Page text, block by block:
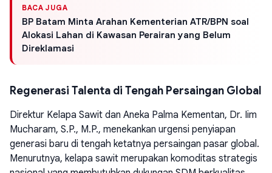
BACA JUGA
BP Batam Minta Arahan Kementerian ATR/BPN soal
Alokasi Lahan di Kawasan Perairan yang Belum
Direklamasi
Regenerasi Talenta di Tengah Persaingan Global
Direktur Kelapa Sawit dan Aneka Palma Kementan, Dr. Iim
Mucharam, S.P., M.P., menekankan urgensi penyiapan
generasi baru di tengah ketatnya persaingan pasar global.
Menurutnya, kelapa sawit merupakan komoditas strategis